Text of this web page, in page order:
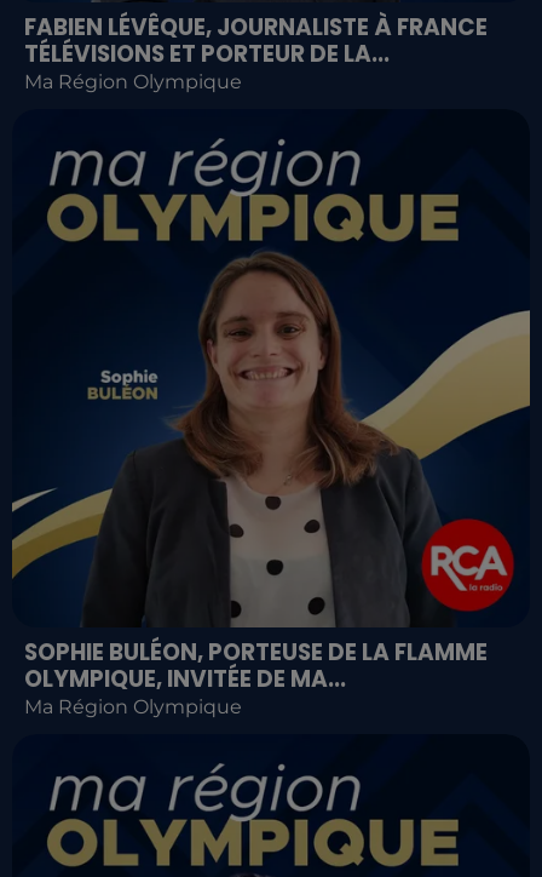
FABIEN LÉVÊQUE, JOURNALISTE À FRANCE
TÉLÉVISIONS ET PORTEUR DE LA...
Ma Région Olympique
SOPHIE BULÉON, PORTEUSE DE LA FLAMME
OLYMPIQUE, INVITÉE DE MA...
Ma Région Olympique